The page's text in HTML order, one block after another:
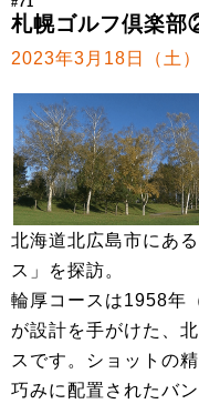
札幌ゴルフ倶楽
2023年3月18日（土
北海道北広島市にあ
ス」を探訪。
輪厚コースは1958年
が設計を手がけた、
スです。ショットの
巧みに配置されたバ